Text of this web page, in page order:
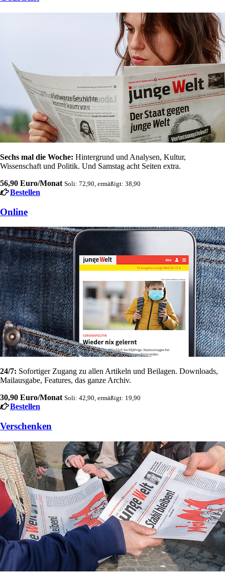
Sechs mal die Woche: Hintergrund und Analysen, Kultur,
Wissenschaft und Politik. Und Samstag acht Seiten extra.
56,90 Euro/Monat Soli: 72,90, ermäßigt: 38,90
Bestellen
Online
24/7: Sofortiger Zugang zu allen Artikeln und Beilagen. Downloads,
Mailausgabe, Features, das ganze Archiv.
30,90 Euro/Monat Soli: 42,90, ermäßigt: 19,90
Bestellen
Verschenken